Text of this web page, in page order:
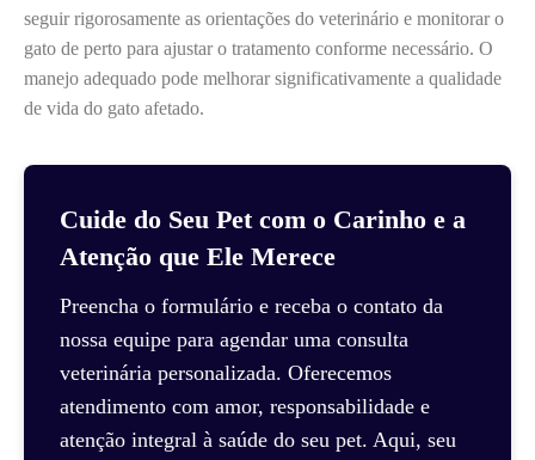
seguir rigorosamente as orientações do veterinário e monitorar o
gato de perto para ajustar o tratamento conforme necessário. O
manejo adequado pode melhorar significativamente a qualidade
de vida do gato afetado.
Cuide do Seu Pet com o Carinho e a
Atenção que Ele Merece
Preencha o formulário e receba o contato da
nossa equipe para agendar uma consulta
veterinária personalizada. Oferecemos
atendimento com amor, responsabilidade e
atenção integral à saúde do seu pet. Aqui, seu